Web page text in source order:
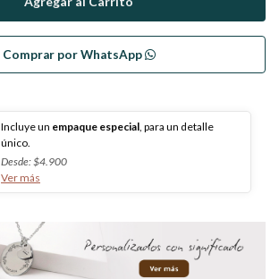
Comprar por WhatsApp
Incluye un empaque especial , para un detalle
único.
Desde: $4.900
Ver más